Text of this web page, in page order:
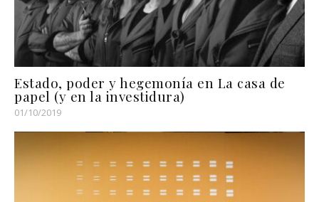
Estado, poder y hegemonía en La casa de
papel (y en la investidura)
01/10/2019